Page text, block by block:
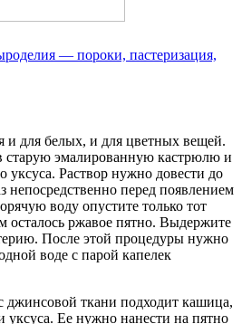
— пороки, пастеризация,
и для белых, и для цветных вещей.
старую эмалированную кастрюлю и
уксуса. Раствор нужно довести до
непосредственно перед появлением
воду опустите только тот
осталось ржавое пятно. Выдержите
После этой процедуры нужно
воде с парой капелек
джинсовой ткани подходит кашица,
уксуса. Ее нужно нанести на пятно